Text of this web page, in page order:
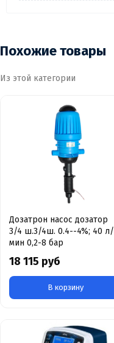
Похожие товары
Из этой категории
Дозатрон насос дозатор
3/4 ш.3/4ш. 0.4--4%; 40 л/
мин 0,2-8 бар
18 115 руб
В корзину